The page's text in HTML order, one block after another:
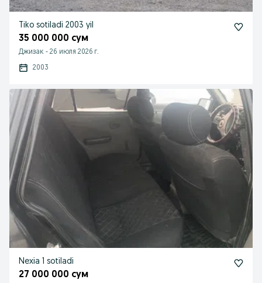
Tiko sotiladi 2003 yil
35 000 000 сум
Джизак - 26 июля 2026 г.
2003
Nexia 1 sotiladi
27 000 000 сум